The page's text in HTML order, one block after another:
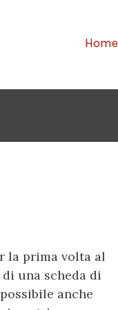
Home
la prima volta al
una scheda di
anche